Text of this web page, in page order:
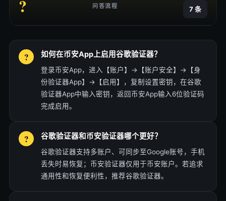
? 问答流程 7 条
如何在币安App上启用谷歌验证器？
登录币安App，进入【账户】→【账户安全】→【身
份验证器App】→【启用】，复制设置密钥，在谷歌
验证器App中输入密钥，返回币安App输入6位验证码
完成启用。
谷歌验证器和币安验证器哪个更好？
谷歌验证器支持多账户、可同步至Google账号，手机
丢失时易恢复；币安验证器仅用于币安账户。若追求
通用性和恢复便利性，推荐谷歌验证器。